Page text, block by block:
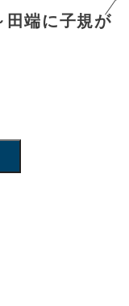
田端に子規が